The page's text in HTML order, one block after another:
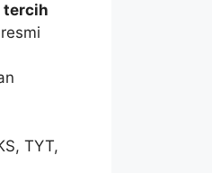
tercih
TYT,